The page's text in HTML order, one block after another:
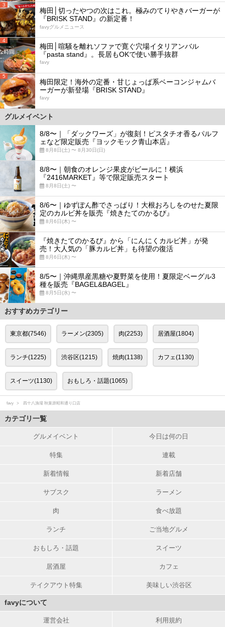
3
梅田│切ったやつの次はこれ。極みのてりやきバーガーが
『BRISK STAND』の新定番！
favyグルメニュース
4
梅田│喧騒を離れソファで寛ぐ穴場イタリアンバル
『pasta stand』。長居もOKで使い勝手抜群
favy
5
梅田限定！海外の定番・甘じょっぱ系ベーコンジャムバ
ーガーが新登場『BRISK STAND』
favy
グルメイベント
8/8〜｜「ダックワーズ」が復刻！ピスタチオ香るパルフ
ェなど限定販売『ヨックモック青山本店』
8月8日(土) 〜 8月30日(日)
8/8〜｜朝食のオレンジ果皮がビールに！横浜
『2416MARKET』等で限定販売スタート
8月8日(土) 〜
8/6〜｜ゆずぽん酢でさっぱり！大根おろしをのせた夏限
定のカルビ丼を販売『焼きたてのかるび』
8月6日(木) 〜
『焼きたてのかるび』から「にんにくカルビ丼」が発
売！大人気の「豚カルビ丼」も待望の復活
8月6日(木) 〜
8/5〜｜沖縄県産黒糖や夏野菜を使用！夏限定ベーグル3
種を販売『BAGEL&BAGEL』
8月5日(水) 〜
おすすめカテゴリー
東京都(7546) ラーメン(2305) 肉(2253) 居酒屋(1804)
ランチ(1225) 渋谷区(1215) 焼肉(1138) カフェ(1130)
スイーツ(1130) おもしろ・話題(1065)
favy 四十八漁場 秋葉原昭和通り口店
カテゴリ一覧
グルメイベント 今日は何の日
特集 連載
新着情報 新着店舗
サブスク ラーメン
肉 食べ放題
ランチ ご当地グルメ
おもしろ・話題 スイーツ
居酒屋 カフェ
テイクアウト特集 美味しい渋谷区
favyについて
運営会社 利用規約